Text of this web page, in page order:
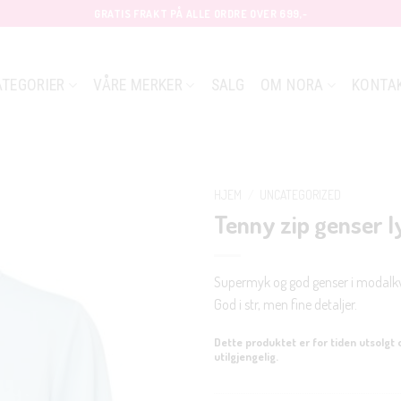
Tenny zip genser
Supermyk og god genser i
God i str, men fine detaljer.
Dette produktet er for tiden utsolgt
utilgjengelig.